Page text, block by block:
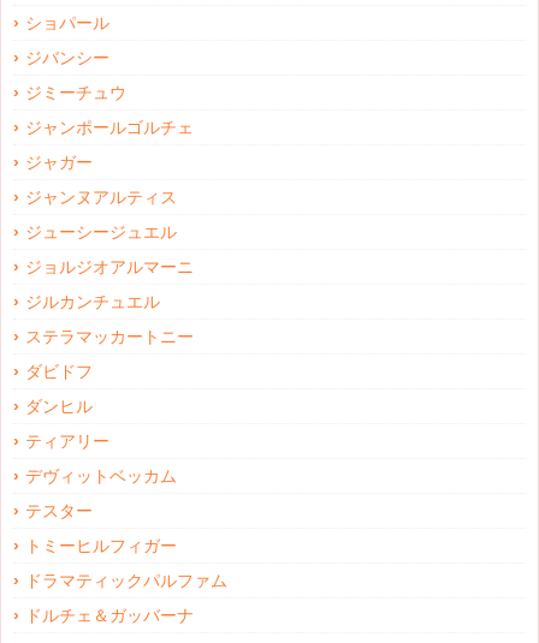
ショパール
ジバンシー
ジミーチュウ
ジャンポールゴルチェ
ジャガー
ジャンヌアルティス
ジューシージュエル
ジョルジオアルマーニ
ジルカンチュエル
ステラマッカートニー
ダビドフ
ダンヒル
ティアリー
デヴィットベッカム
テスター
トミーヒルフィガー
ドラマティックパルファム
ドルチェ＆ガッバーナ